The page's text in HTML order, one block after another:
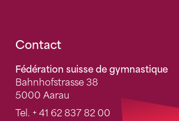
Fusszeile
Contact
Fédération suisse de gymnastique
Bahnhofstrasse 38
5000 Aarau
Tel. + 41 62 837 82 00